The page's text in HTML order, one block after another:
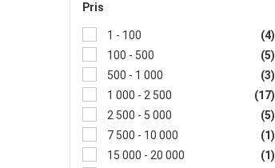
Pris
1 - 100
(4)
100 - 500
(5)
500 - 1 000
(3)
1 000 - 2 500
(17)
2 500 - 5 000
(5)
7 500 - 10 000
(1)
15 000 - 20 000
(1)